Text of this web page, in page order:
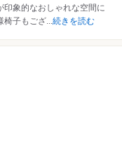
印象的なおしゃれな空間に
椅子もござ...続きを読む